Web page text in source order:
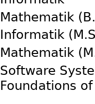
Mathematik
Informatik
Mathematik
Software
Foundations